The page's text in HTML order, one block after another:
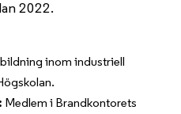
2022.
inom industriell
Medlem i Brandkontorets